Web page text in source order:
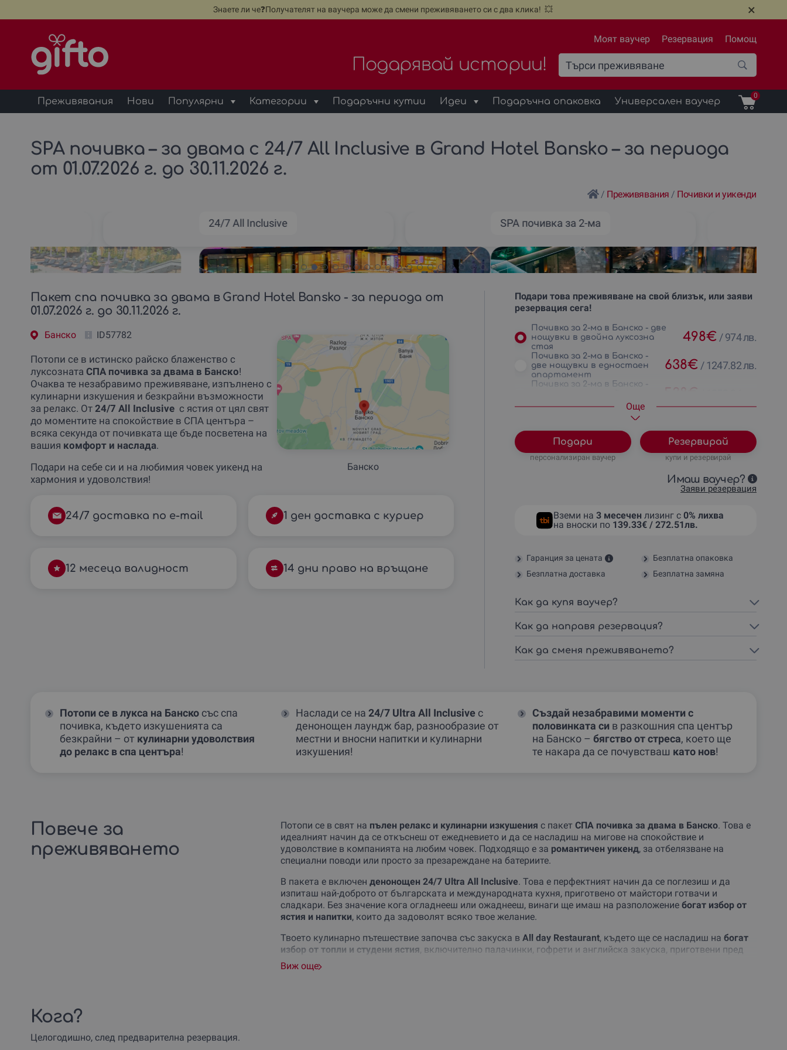
Знаете ли че❓Получателят на ваучера може да смени преживяването си с два клика! 💥 ×
Моят ваучер Резервация Помощ
Подарявай истории!
Преживявания Нови Популярни Категории Подаръчни кутии Идеи Подаръчна опаковка Универсален ваучер
0
SPA почивка – за двама с 24/7 All Inclusive в Grand Hotel Bansko – за периода
от 01.07.2026 г. до 30.11.2026 г.
/ Преживявания / Почивки и уикенди
24/7 All Inclusive SPA почивка за 2-ма
Пакет спа почивка за двама в Grand Hotel Bansko - за периода от
01.07.2026 г. до 30.11.2026 г.
Банско ID57782
Банско
Потопи се в истинско райско блаженство с
луксозната СПА почивка за двама в Банско!
Очаква те незабравимо преживяване, изпълнено с
кулинарни изкушения и безкрайни възможности
за релакс. От 24/7 All Inclusive с ястия от цял свят
до моментите на спокойствие в СПА центъра –
всяка секунда от почивката ще бъде посветена на
вашия комфорт и наслада.
Подари на себе си и на любимия човек уикенд на
хармония и удоволствия!
24/7 доставка по e-mail 1 ден доставка с куриер
12 месеца валидност 14 дни право на връщане
Подари това преживяване на свой близък, или заяви
резервация сега!
Почивка за 2-ма в Банско - две
нощувки в двойна луксозна
стая
498€ /974 лв.
Почивка за 2-ма в Банско -
две нощувки в едностаен
апартамент
638€ /1247.82 лв.
Почивка за 2-ма в Банско -
Почивка за 4-ма в Банско -
две нощувки в двуспален
апартамент
Единично настаняване - 2
нощувки
418€/817.54 лв.
3 нощувки в Екзекютив
807 € /1578.35 лв.
Oще
Подари
персонализиран ваучер
Резервирай
купи и резервирай
Имаш ваучер?
Заяви резервация
Вземи на3 месечен лизинг с0% лихва
на вноски по 139.33€ / 272.51лв.
Гаранция за цената
Безплатна опаковка
Безплатна доставка
Безплатна замяна
Как да купя ваучер?
Как да направя резервация?
Как да сменя преживяването?
Потопи се в лукса на Банско със спа
почивка, където изкушенията са
безкрайни – от кулинарни удоволствия
до релакс в спа центъра!
Наслади се на24/7 Ultra All Inclusive с
денонощен лаундж бар, разнообразие от
местни и вносни напитки и кулинарни
изкушения!
Създай незабравими моменти с
половинката сив разкошния спа център
на Банско – бягство от стреса, което ще
те накара да се почувстваш като нов!
Повече за
преживяването
Потопи се в свят на пълен релакс и кулинарни изкушения с пакет СПА почивка за двама в Банско. Това е
идеалният начин да се откъснеш от ежедневието и да се насладиш на мигове на спокойствие и
удоволствие в компанията на любим човек. Подходящо е за романтичен уикенд, за отбелязване на
специални поводи или просто за презареждане на батериите.
В пакета е включен денонощен 24/7 Ultra All Inclusive. Това е перфектният начин да се поглезиш и да
изпиташ най-доброто от българската и международната кухня, приготвено от майстори готвачи и
сладкари. Без значение кога огладнееш или ожаднееш, винаги ще имаш на разположение богат избор от
ястия и напитки, които да задоволят всяко твое желание.
Твоето кулинарно пътешествие започва със закуска в All day Restaurant, където ще се насладиш на богат
избор от топли и студени ястия , включително палачинки, гофрети и английска закуска, приготвени пред
очите ти. През деня можеш да се насладиш на свежи плодове, пици, сандвичи и сладолед край пуул бара, а
за обяд и вечеря ще откриеш изобилие от салати, супи и международни специалитети. Тематичните вечери
Виж още
Кога?
Целогодишно, след предварителна резервация.